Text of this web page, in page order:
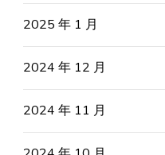
2025 年 1 月
2024 年 12 月
2024 年 11 月